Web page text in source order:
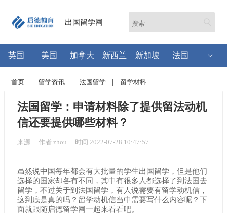
出国留学网
英国 美国 加拿大 新西兰 新加坡 法国
首页 留学资讯 法国留学 留学材料
法国留学：申请材料除了提供留法动机
信还要提供哪些材料？
来源 作者 zhou 时间 2022-07-28 10:47:57
虽然说中国每年都会有大批量的学生出国留学，但是他们
选择的国家却各有不同，其中有很多人都选择了到法国去
留学，不过关于到法国留学，有人说需要有留学动机信，
这到底是真的吗？留学动机信当中需要写什么内容呢？下
面就跟随启德留学网一起来看看吧。